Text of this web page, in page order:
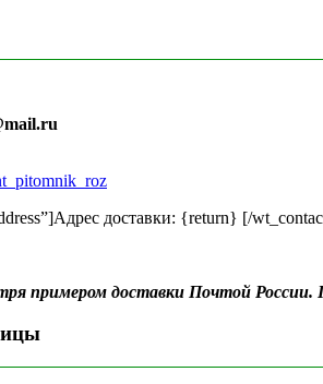
доставки: {return} [/
примером доставки Почтой